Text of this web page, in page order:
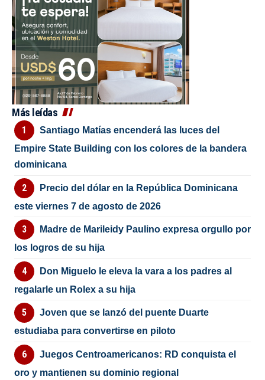
Más leídas
Santiago Matías encenderá las luces del
Empire State Building con los colores de la bandera
dominicana
Precio del dólar en la República Dominicana
este viernes 7 de agosto de 2026
Madre de Marileidy Paulino expresa orgullo por
los logros de su hija
Don Miguelo le eleva la vara a los padres al
regalarle un Rolex a su hija
Joven que se lanzó del puente Duarte
estudiaba para convertirse en piloto
Juegos Centroamericanos: RD conquista el
oro y mantienen su dominio regional